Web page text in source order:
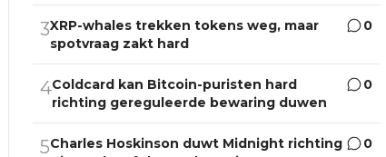
3XRP-whales trekken tokens weg, maar
spotvraag zakt hard
0
4Coldcard kan Bitcoin-puristen hard
richting gereguleerde bewaring duwen
0
5Charles Hoskinson duwt Midnight richting
0